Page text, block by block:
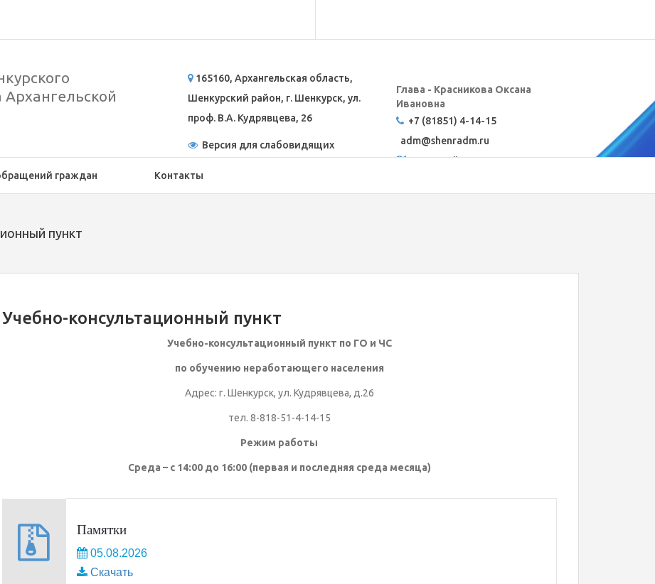
165160, Архангельская область,
Шенкурский район, г. Шенкурск, ул.
проф. В.А. Кудрявцева, 26
Версия для слабовидящих
Глава - Красникова Оксана
Ивановна
+7 (81851) 4-14-15
adm@shenradm.ru
Карта сайта
граждан Контакты
пункт
Учебно-консультационный пункт
Учебно-консультационный пункт по ГО и ЧС
по обучению неработающего населения
Адрес: г. Шенкурск, ул. Кудрявцева, д.26
тел. 8-818-51-4-14-15
Режим работы
Среда – с 14:00 до 16:00 (первая и последняя среда месяца)
Памятки
05.08.2026
Скачать